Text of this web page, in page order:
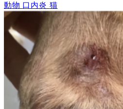
動物 口内炎 猫